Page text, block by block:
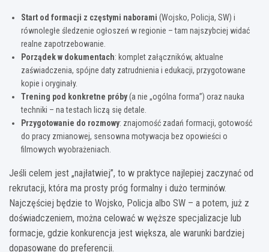
Start od formacji z częstymi naborami (Wojsko, Policja, SW) i
równoległe śledzenie ogłoszeń w regionie – tam najszybciej widać
realne zapotrzebowanie.
Porządek w dokumentach: komplet załączników, aktualne
zaświadczenia, spójne daty zatrudnienia i edukacji, przygotowane
kopie i oryginały.
Trening pod konkretne próby(a nie „ogólna forma”) oraz nauka
techniki – na testach liczą się detale.
Przygotowanie do rozmowy: znajomość zadań formacji, gotowość
do pracy zmianowej, sensowna motywacja bez opowieści o
filmowych wyobrażeniach.
Jeśli celem jest „najłatwiej”, to w praktyce najlepiej zaczynać od
rekrutacji, która ma prosty próg formalny i dużo terminów.
Najczęściej będzie to Wojsko, Policja albo SW – a potem, już z
doświadczeniem, można celować w węższe specjalizacje lub
formacje, gdzie konkurencja jest większa, ale warunki bardziej
dopasowane do preferencji.